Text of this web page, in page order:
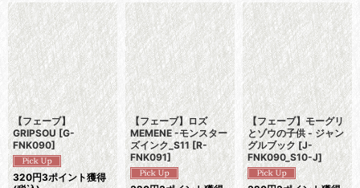
【フェーブ】
GRIPSOU [G-
FNK090]
320円3ポイント獲得
【フェーブ】ロズ
MEMENE -モンスター
ズインク_S11 [R-
FNK091]
【フェーブ】モーグリ
とゾウの子供 - ジャン
グルブック [J-
FNK090_S10-J]